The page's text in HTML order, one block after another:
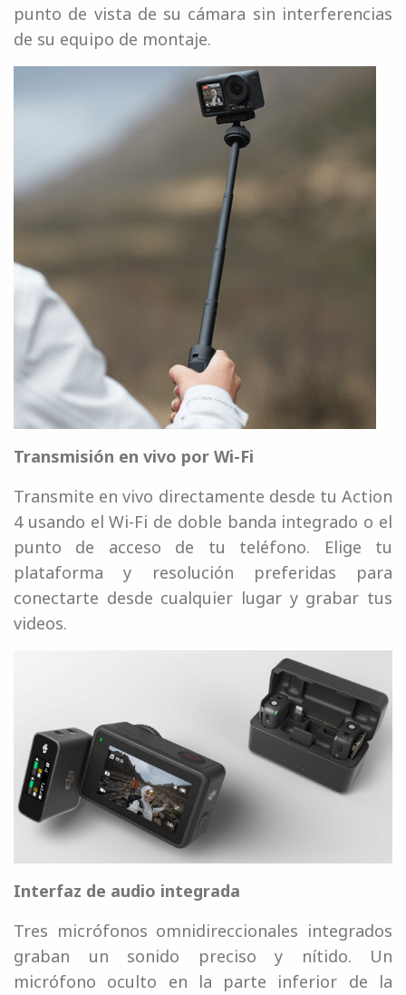
punto de vista de su cámara sin interferencias
de su equipo de montaje.
Transmisión en vivo por Wi-Fi
Transmite en vivo directamente desde tu Action
4 usando el Wi-Fi de doble banda integrado o el
punto de acceso de tu teléfono. Elige tu
plataforma y resolución preferidas para
conectarte desde cualquier lugar y grabar tus
videos.
Interfaz de audio integrada
Tres micrófonos omnidireccionales integrados
graban un sonido preciso y nítido. Un
micrófono oculto en la parte inferior de la